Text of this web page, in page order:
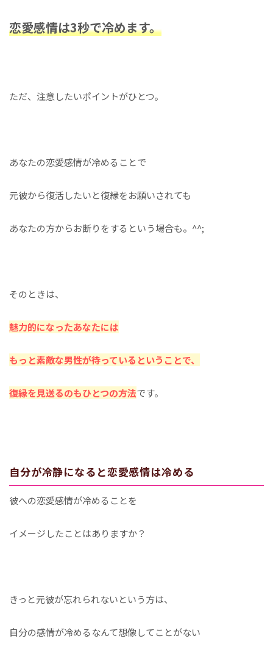
恋愛感情は3秒で冷めます。
ただ、注意したいポイントがひとつ。
あなたの恋愛感情が冷めることで
元彼から復活したいと復縁をお願いされても
あなたの方からお断りをするという場合も。^^;
そのときは、
魅力的になったあなたには
もっと素敵な男性が待っているということで、
復縁を見送るのもひとつの方法です。
自分が冷静になると恋愛感情は冷める
彼への恋愛感情が冷めることを
イメージしたことはありますか？
きっと元彼が忘れられないという方は、
自分の感情が冷めるなんて想像してことがない